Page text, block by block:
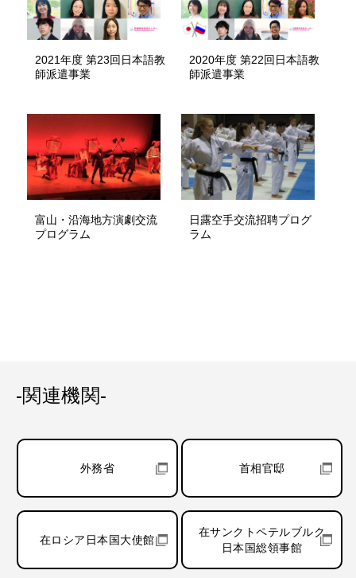
2021年度 第23回日本語教
師派遣事業
2020年度 第22回日本語教
師派遣事業
富山・沿海地方演劇交流
プログラム
日露空手交流招聘プログ
ラム
-関連機関-
外務省 首相官邸
在ロシア日本国大使館
在サンクトペテルブルク
日本国総領事館